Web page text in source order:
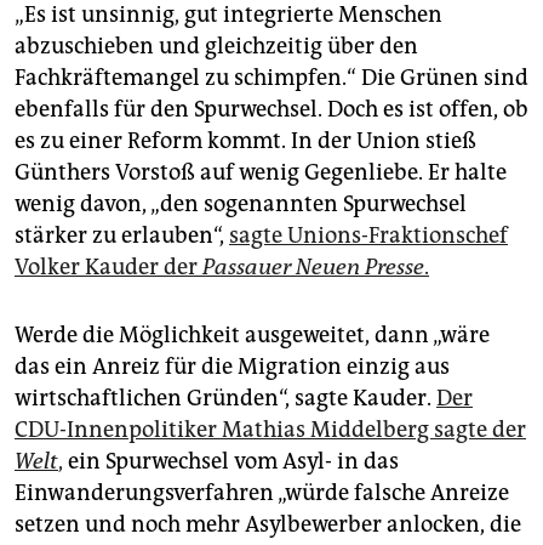
„Es ist unsinnig, gut integrierte Menschen
abzuschieben und gleichzeitig über den
Fachkräftemangel zu schimpfen.“ Die Grünen sind
ebenfalls für den Spurwechsel. Doch es ist offen, ob
es zu einer Reform kommt. In der Union stieß
Günthers Vorstoß auf wenig Gegenliebe. Er halte
wenig davon, „den sogenannten Spurwechsel
stärker zu erlauben“, sagte Unions-Frak­tionschef
Volker Kauder derPassauer Neuen Presse.
Werde die Möglichkeit ausgeweitet, dann „wäre
das ein Anreiz für die Migration einzig aus
wirtschaftlichen Gründen“, sagte Kauder. Der
CDU-Innenpolitiker Mathias Middelberg sagte der
Welt, ein Spurwechsel vom Asyl- in das
Einwanderungsverfahren „würde falsche Anreize
setzen und noch mehr Asylbewerber anlocken, die